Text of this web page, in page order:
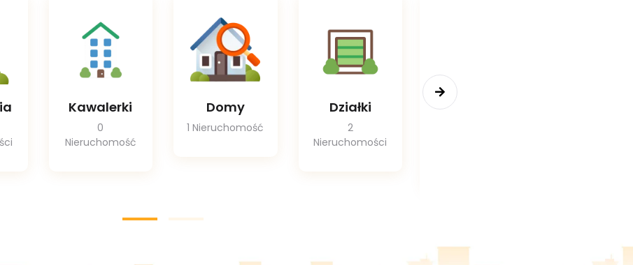
Kawalerki
0
Nieruchomość
Domy
1 Nieruchomość
Działki
2
Nieruchomości